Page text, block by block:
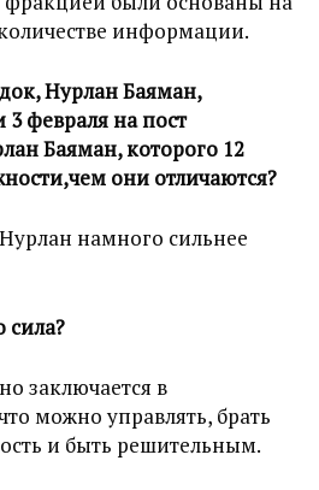
информации.
Нурлан Баяман,
3 февраля на пост
Баяман, которого 12
они отличаются?
намного сильнее
сила?
заключается в
можно управлять, брать
и быть решительным.